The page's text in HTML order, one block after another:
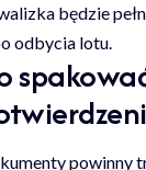
będzie
odbycia lotu.
powinny